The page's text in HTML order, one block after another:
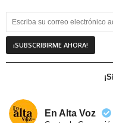
En Alta Voz